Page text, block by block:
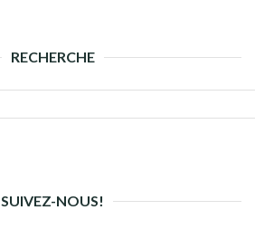
RECHERCHE
SUIVEZ-NOUS!